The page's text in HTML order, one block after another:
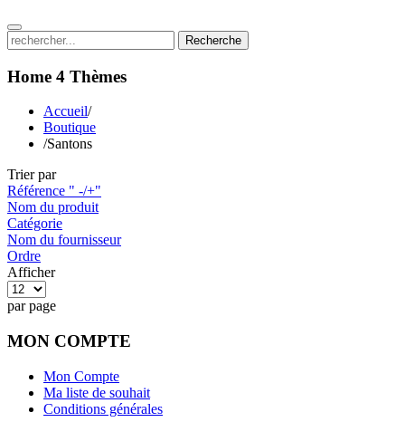
Recherche
Home 4 Thèmes
Accueil/
Boutique
/Santons
Trier par
Référence " -/+"
Nom du produit
Catégorie
Nom du fournisseur
Ordre
Afficher
par page
MON COMPTE
Mon Compte
Ma liste de souhait
Conditions générales